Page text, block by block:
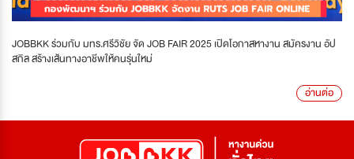
JOBBKK ร่วมกับ มทร.ศรีวิชัย จัด JOB FAIR 2025 เปิดโอกาสหางาน สมัครงาน อัป
สกิล สร้างเส้นทางอาชีพให้คนรุ่นใหม่
อ่านต่อ